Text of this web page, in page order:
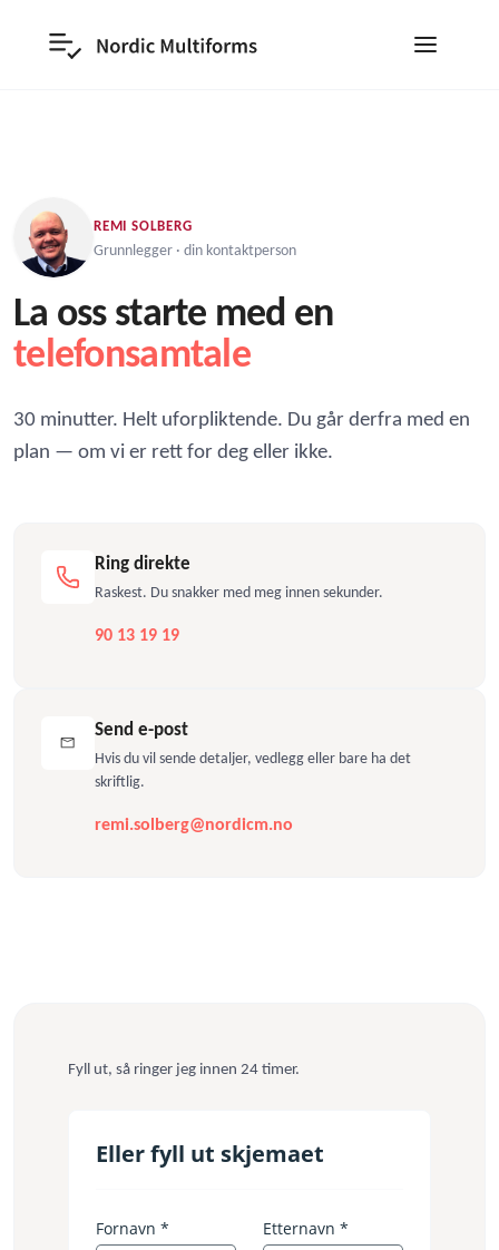
REMI SOLBERG
Grunnlegger · din kontaktperson
La oss starte med en
telefonsamtale
30 minutter. Helt uforpliktende. Du går derfra med en
plan — om vi er rett for deg eller ikke.
Ring direkte
Raskest. Du snakker med meg innen sekunder.
90 13 19 19
Send e-post
Hvis du vil sende detaljer, vedlegg eller bare ha det
skriftlig.
remi.solberg@nordicm.no
Fyll ut, så ringer jeg innen 24 timer.